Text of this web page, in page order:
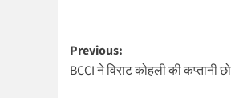
Post
navigation
Previous:
BCCI ने विराट कोहली की